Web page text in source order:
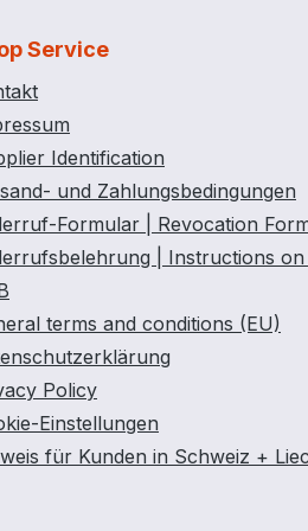
Füllstandanzeiger stabile
Einfache Tankreinigung
Zugelassen zur
Aufstellung im Freien
Reichhaltiges
Zubehörprogramm wie
Stahldomdeckel zur
Montage von
Anschlussleitungen und
Pumpen Außenmaße:
x 180 x 180 cm Gewicht
180 kg
Service
Identification
und Zahlungsbedingungen
Formular | Revocation
| Instructions
terms and conditions (EU)
Policy
Einstellungen
für Kunden in Schweiz +